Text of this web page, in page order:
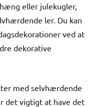
eller julekugler,
ler. Du kan
ved at
dekorative
med selvhærdende
det vigtigt at have det